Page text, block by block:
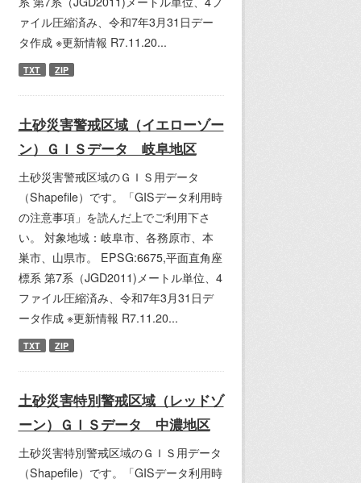
ァイル圧縮済み、令和7年3月31日デー
タ作成 ※更新情報 R7.11.20...
TXT ZIP
土砂災害警戒区域（イエローゾー
ン）ＧＩＳデータ 岐阜地区
土砂災害警戒区域のＧＩＳ用データ
（Shapefile）です。「GISデータ利用時
の注意事項」を読んだ上でご利用下さ
い。 対象地域：岐阜市、各務原市、本
巣市、山県市。 EPSG:6675,平面直角座
標系 第7系（JGD2011)メートル単位、4
ファイル圧縮済み、令和7年3月31日デ
ータ作成 ※更新情報 R7.11.20...
TXT ZIP
土砂災害特別警戒区域（レッドゾ
ーン）ＧＩＳデータ 中濃地区
土砂災害特別警戒区域のＧＩＳ用データ
（Shapefile）です。「GISデータ利用時